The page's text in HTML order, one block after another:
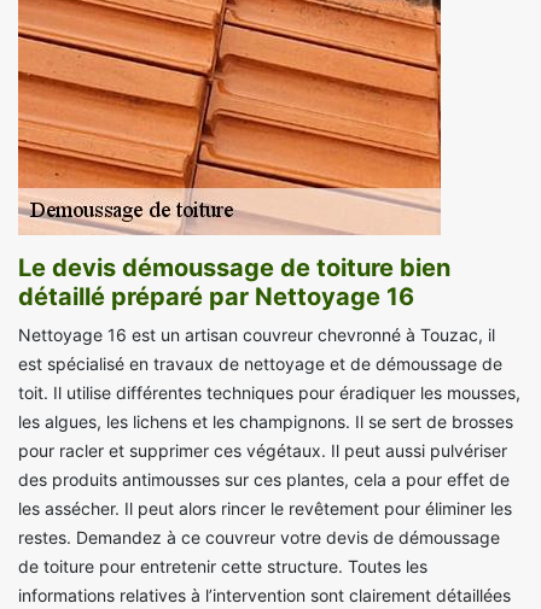
Le devis démoussage de toiture bien
détaillé préparé par Nettoyage 16
Nettoyage 16 est un artisan couvreur chevronné à Touzac, il
est spécialisé en travaux de nettoyage et de démoussage de
toit. Il utilise différentes techniques pour éradiquer les mousses,
les algues, les lichens et les champignons. Il se sert de brosses
pour racler et supprimer ces végétaux. Il peut aussi pulvériser
des produits antimousses sur ces plantes, cela a pour effet de
les assécher. Il peut alors rincer le revêtement pour éliminer les
restes. Demandez à ce couvreur votre devis de démoussage
de toiture pour entretenir cette structure. Toutes les
informations relatives à l’intervention sont clairement détaillées